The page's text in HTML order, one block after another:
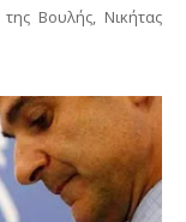
Βουλής, Νικήτας